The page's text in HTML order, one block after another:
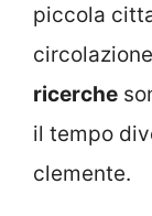
piccola
ricerche
il tempo
clemente.